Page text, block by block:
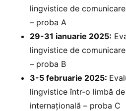
lingvistice de
– proba A
29-31 ianuarie 2025:
lingvistice de
– proba B
3-5 februarie 2025: ⁠
lingvistice într-o limbă
internațională – proba C